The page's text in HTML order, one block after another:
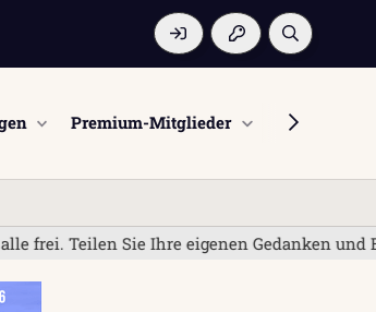
Premium-Mitglieder Mitglieder
Ihre eigenen Gedanken und